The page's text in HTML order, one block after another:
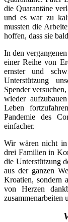
die Quarantäne
und es war zu
mussten die
hoffen, dass sie
In den
einer Reihe von
ernster und
Unterstützung
Spender
wieder
Leben
Pandemie des
einfacher.
Wir wären nicht
drei Familien in
die Unterstützung
aus der ganzen
Kroatien, sondern
von Herzen
zusammenarbeiten